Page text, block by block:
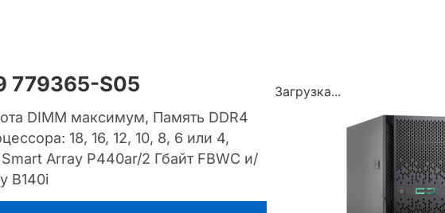
779365-S05
DIMM максимум, Память DDR4
18, 16, 12, 10, 8, 6 или 4,
Array P440ar/2 Гбайт FBWC и/
B140i
Загрузка...